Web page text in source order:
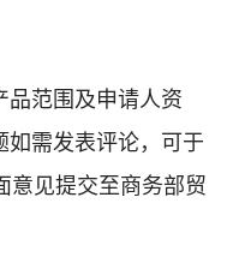
范围及申请人资
需发表评论，可于
意见提交至商务部贸